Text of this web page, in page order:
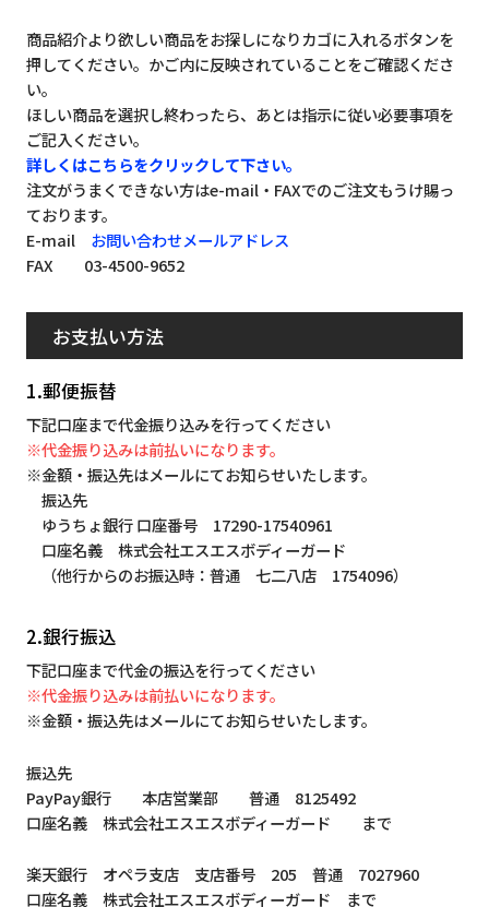
商品紹介より欲しい商品をお探しになりカゴに入れるボタンを
押してください。かご内に反映されていることをご確認くださ
い。
ほしい商品を選択し終わったら、あとは指示に従い必要事項を
ご記入ください。
詳しくはこちらをクリックして下さい。
注文がうまくできない方はe-mail・FAXでのご注文もうけ賜っ
ております。
E-mail お問い合わせメールアドレス
FAX 03-4500-9652
お支払い方法
1.郵便振替
下記口座まで代金振り込みを行ってください
※代金振り込みは前払いになります。
※金額・振込先はメールにてお知らせいたします。
振込先
ゆうちょ銀行 口座番号 17290-17540961
口座名義 株式会社エスエスボディーガード
（他行からのお振込時：普通 七二八店 1754096）
2.銀行振込
下記口座まで代金の振込を行ってください
※代金振り込みは前払いになります。
※金額・振込先はメールにてお知らせいたします。
振込先
PayPay銀行 本店営業部 普通 8125492
口座名義 株式会社エスエスボディーガード まで
楽天銀行 オペラ支店 支店番号 205 普通 7027960
口座名義 株式会社エスエスボディーガード まで